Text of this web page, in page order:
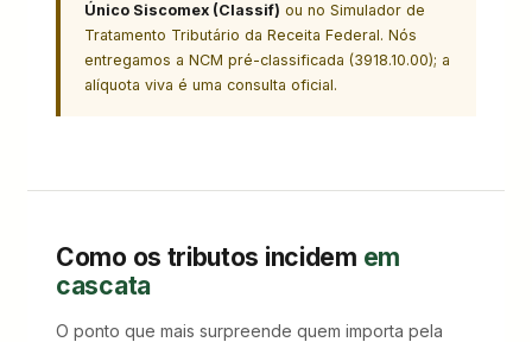
Único Siscomex (Classif) ou no Simulador de
Tratamento Tributário da Receita Federal. Nós
entregamos a NCM pré-classificada (3918.10.00); a
alíquota viva é uma consulta oficial.
Como os tributos incidem em
cascata
O ponto que mais surpreende quem importa pela